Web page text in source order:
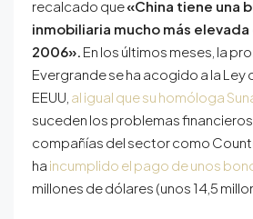
recalcado que«China tiene una
inmobiliaria mucho más elevada
2006». En los últimos meses, la
Evergrande se ha acogido a la Ley
EEUU, al igual que su homóloga
suceden los problemas
compañías del sector como
ha incumplido el pago de unos
millones de dólares (unos 14,5